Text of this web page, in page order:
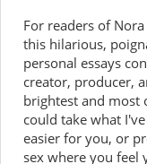
For readers of
this hilarious,
personal essays
creator, producer,
brightest and most
could take what
easier for you, or
sex where you feel